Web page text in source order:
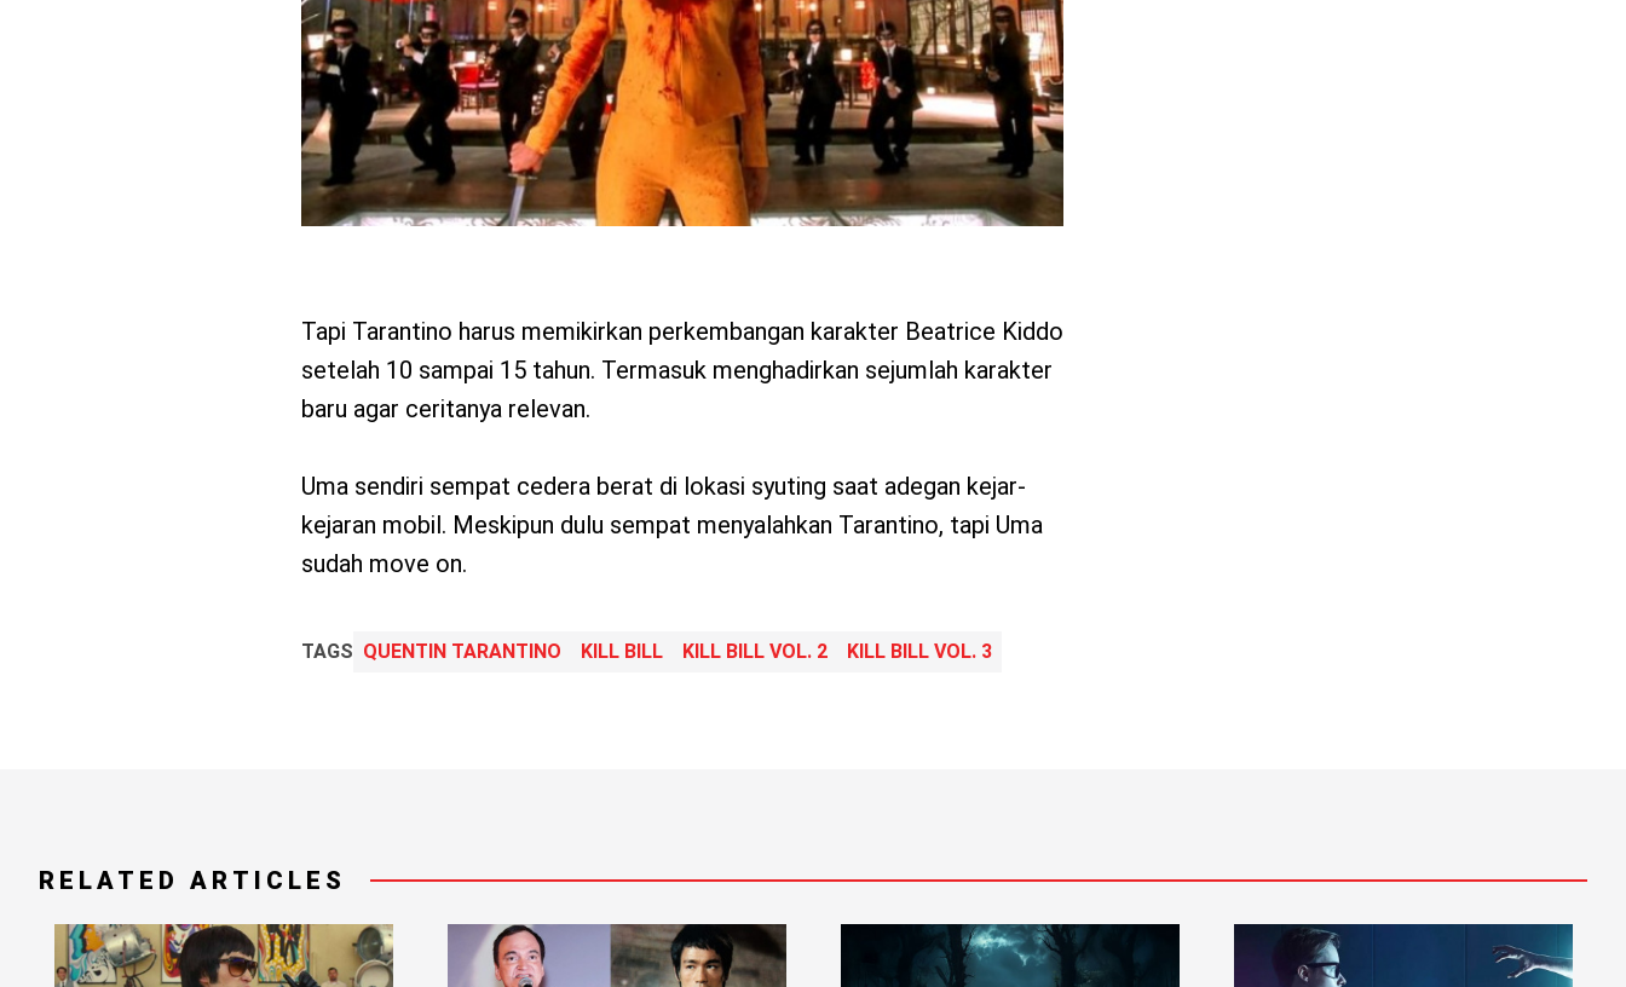
Tapi Tarantino harus memikirkan perkembangan karakter Beatrice Kiddo
setelah 10 sampai 15 tahun. Termasuk menghadirkan sejumlah karakter
baru agar ceritanya relevan.
Uma sendiri sempat cedera berat di lokasi syuting saat adegan kejar-
kejaran mobil. Meskipun dulu sempat menyalahkan Tarantino, tapi Uma
sudah move on.
TAGS QUENTIN TARANTINO KILL BILL KILL BILL VOL. 2 KILL BILL VOL. 3
RELATED ARTICLES